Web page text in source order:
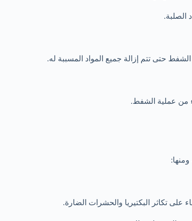
الصلبة.
حتى تتم إزالة جميع المواد المسببة له.
من عملية الشفط.
تكاثر البكتيريا والحشرات الضارة.